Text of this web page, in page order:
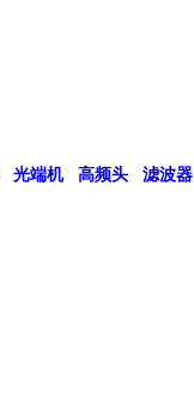
光端机 高频头 滤波器